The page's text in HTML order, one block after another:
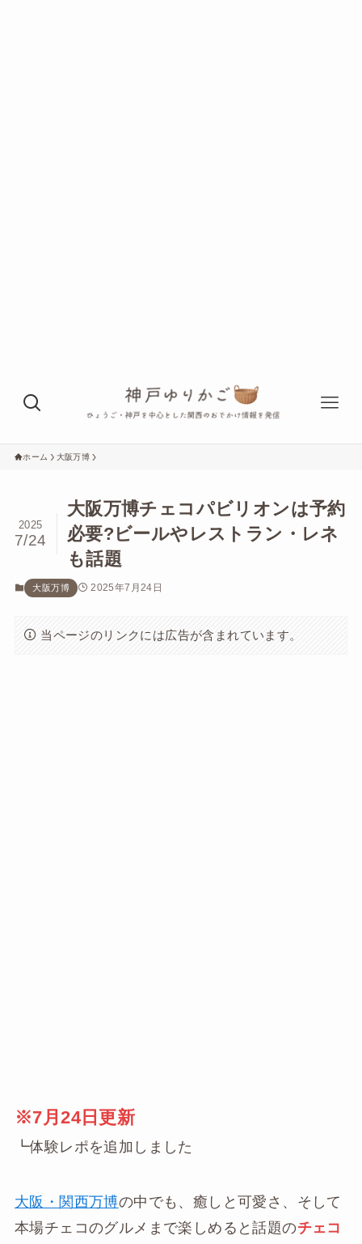
ホーム 大阪万博
大阪万博チェコパビリオンは予約
必要?ビールやレストラン・レネ
も話題
2025
7/24
大阪万博 2025年7月24日
当ページのリンクには広告が含まれています。
※7月24日更新
┗体験レポを追加しました
大阪・関西万博の中でも、癒しと可愛さ、そして
本場チェコのグルメまで楽しめると話題のチェコ